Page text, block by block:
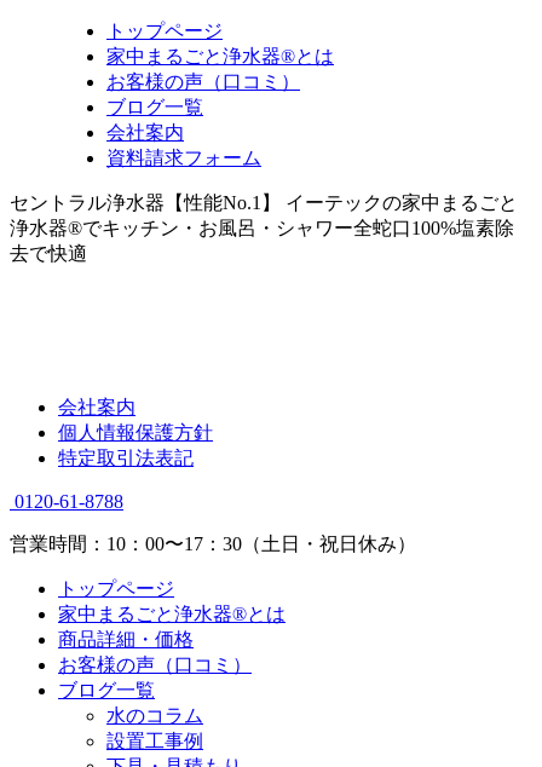
トップページ
家中まるごと浄水器®とは
お客様の声（口コミ）
ブログ一覧
会社案内
資料請求フォーム
セントラル浄水器【性能No.1】 イーテックの家中まるごと
浄水器®でキッチン・お風呂・シャワー全蛇口100%塩素除
去で快適
会社案内
個人情報保護方針
特定取引法表記
0120-61-8788
営業時間：10：00〜17：30（土日・祝日休み）
トップページ
家中まるごと浄水器®とは
商品詳細・価格
お客様の声（口コミ）
ブログ一覧
水のコラム
設置工事例